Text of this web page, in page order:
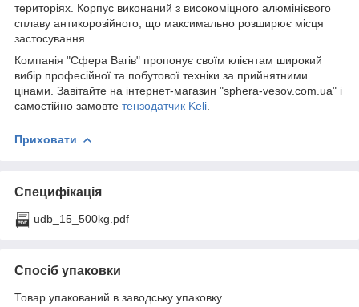
територіях. Корпус виконаний з високоміцного алюмінієвого
сплаву антикорозійного, що максимально розширює місця
застосування.
Компанія "Сфера Вагів" пропонує своїм клієнтам широкий
вибір професійної та побутової техніки за прийнятними
цінами. Завітайте на інтернет-магазин "sphera-vesov.com.ua" і
самостійно замовте тензодатчик Keli
Приховати
Специфікація
udb_15_500kg.pdf
Спосіб упаковки
Товар упакований в заводську упаковку.